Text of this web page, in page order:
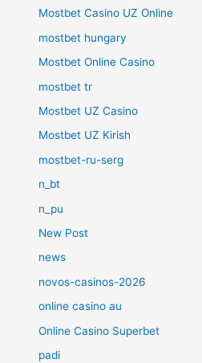
Mostbet Casino UZ Online
mostbet hungary
Mostbet Online Casino
mostbet tr
Mostbet UZ Casino
Mostbet UZ Kirish
mostbet-ru-serg
n_bt
n_pu
New Post
news
novos-casinos-2026
online casino au
Online Casino Superbet
padi